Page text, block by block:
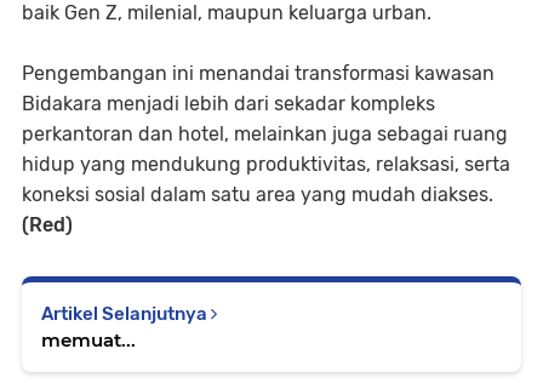
baik Gen Z, milenial, maupun keluarga urban.
Pengembangan ini menandai transformasi kawasan
Bidakara menjadi lebih dari sekadar kompleks
perkantoran dan hotel, melainkan juga sebagai ruang
hidup yang mendukung produktivitas, relaksasi, serta
koneksi sosial dalam satu area yang mudah diakses.
(Red)
Artikel Selanjutnya
memuat...